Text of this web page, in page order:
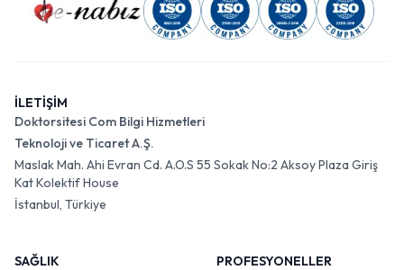
İLETİŞİM
Doktorsitesi Com Bilgi Hizmetleri
Teknoloji ve Ticaret A.Ş.
Maslak Mah. Ahi Evran Cd. A.O.S 55 Sokak No:2 Aksoy Plaza Giriş
Kat Kolektif House
İstanbul, Türkiye
SAĞLIK
PROFESYONELLER